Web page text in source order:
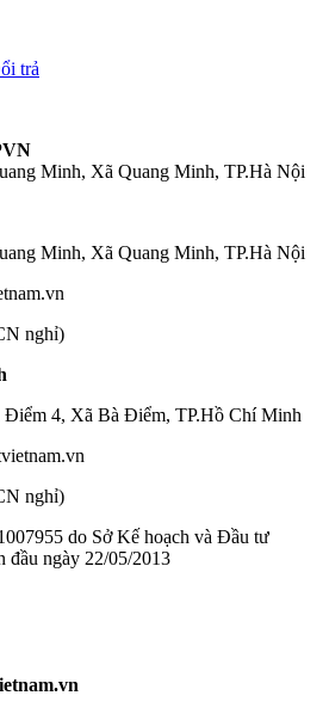
trả
Minh, Xã Quang Minh, TP.Hà Nội
Minh, Xã Quang Minh, TP.Hà Nội
nghỉ)
4, Xã Bà Điểm, TP.Hồ Chí Minh
nghỉ)
do Sở Kế hoạch và Đầu tư
đầu ngày 22/05/2013